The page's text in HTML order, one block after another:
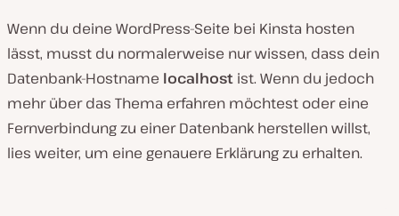
Wenn du deine WordPress-Seite bei Kinsta hosten
lässt, musst du normalerweise nur wissen, dass dein
Datenbank-Hostname localhost ist. Wenn du jedoch
mehr über das Thema erfahren möchtest oder eine
Fernverbindung zu einer Datenbank herstellen willst,
lies weiter, um eine genauere Erklärung zu erhalten.